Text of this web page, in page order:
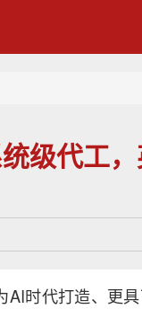
级代工
AI时代打造、更